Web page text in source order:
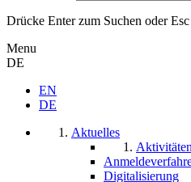
Drücke Enter zum Suchen oder
Menu
DE
EN
DE
Aktuelles
Aktivitäten
Digitalisierung